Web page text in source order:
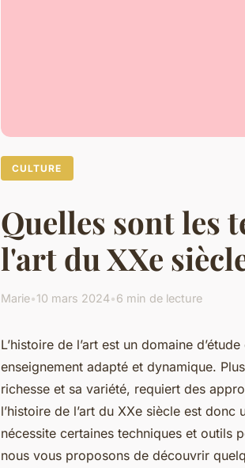
CULTURE
Quelles sont les
l'art du XXe
Marie•10 mars 2024•6 min de lecture
L’histoire de l’art est un domaine
enseignement adapté et dynamique.
richesse et sa variété, requiert des
l’histoire de l’art du XXe siècle est
nécessite certaines techniques et outils
nous vous proposons de découvrir